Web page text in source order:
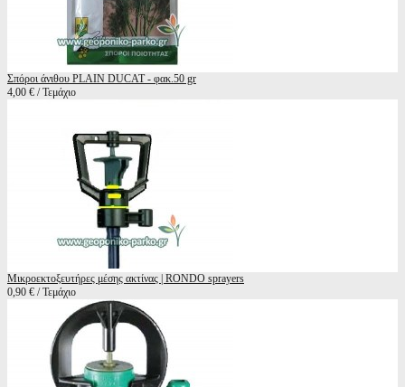
Σπόροι άνιθου PLAIN DUCAT - φακ.50 gr
4,00 € / Τεμάχιο
Μικροεκτοξευτήρες μέσης ακτίνας | RONDO sprayers
0,90 € / Τεμάχιο